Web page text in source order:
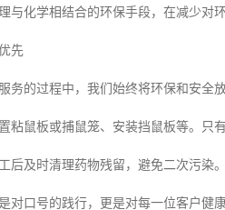
与化学相结合的环保手段，在减少对
先
务的过程中，我们始终将环保和安全
粘鼠板或捕鼠笼、安装挡鼠板等。只
后及时清理药物残留，避免二次污染。
对口号的践行，更是对每一位客户健